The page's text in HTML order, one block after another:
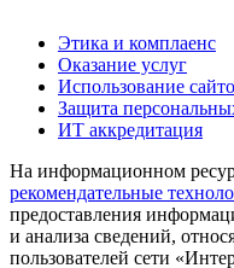
Этика и комплаенс
Оказание услуг
Использование
Защита
ИТ аккредитация
На информационном
рекомендательные
предоставления
и анализа сведений,
пользователей сети